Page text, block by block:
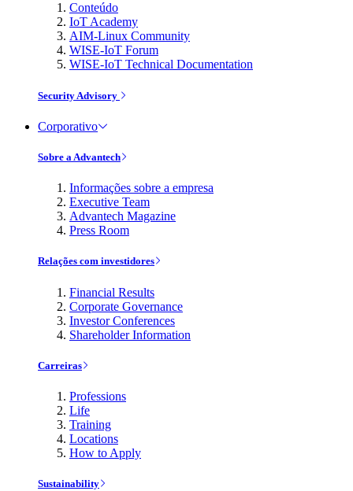
Conteúdo
IoT Academy
AIM-Linux Community
WISE-IoT Forum
WISE-IoT Technical Documentation
Security Advisory
Corporativo
Sobre a Advantech
Informações sobre a empresa
Executive Team
Advantech Magazine
Press Room
Relações com investidores
Financial Results
Corporate Governance
Investor Conferences
Shareholder Information
Carreiras
Professions
Life
Training
Locations
How to Apply
Sustainability